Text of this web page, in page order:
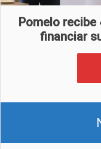
Pomelo recibe
financiar